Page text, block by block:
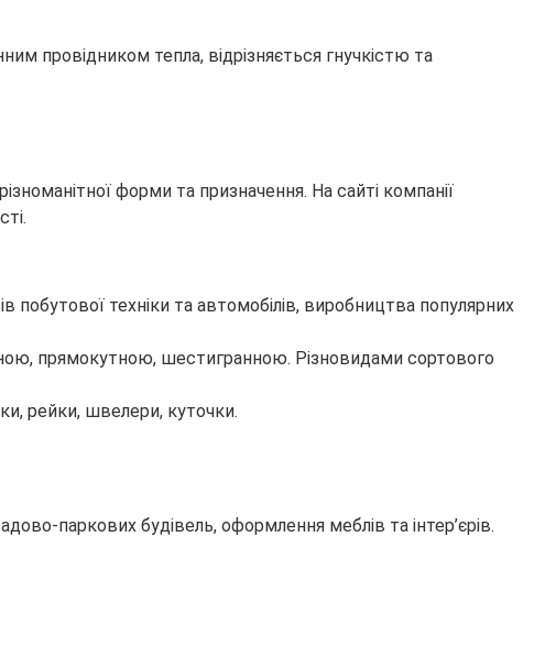
провідником тепла, відрізняється гнучкістю та
форми та призначення. На сайті компанії
техніки та автомобілів, виробництва популярних
прямокутною, шестигранною. Різновидами сортового
рейки, швелери, куточки.
паркових будівель, оформлення меблів та інтер’єрів.